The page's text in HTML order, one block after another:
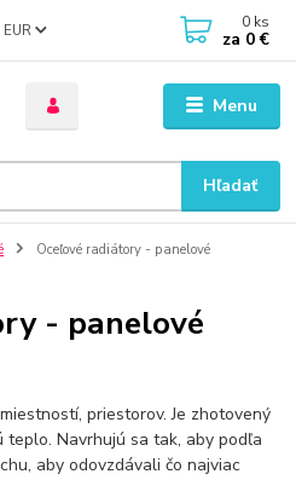
Menu
EUR
Hľadať
0 ks
za 0 €
Oceľové radiátory - panelové
- panelové
priestorov. Je zhotovený
Navrhujú sa tak, aby podľa
aby odovzdávali čo najviac